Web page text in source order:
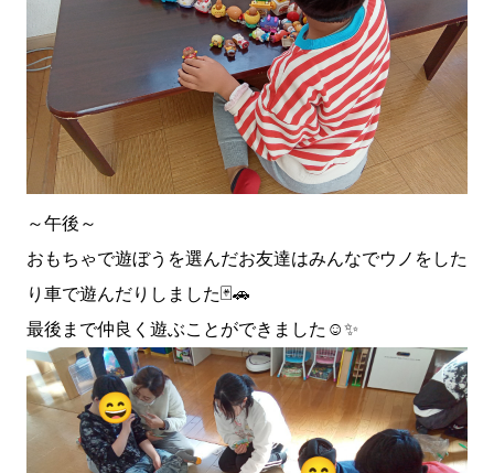
～午後～
おもちゃで遊ぼうを選んだお友達はみんなでウノをした
り車で遊んだりしました🃏🚗
最後まで仲良く遊ぶことができました☺️✨